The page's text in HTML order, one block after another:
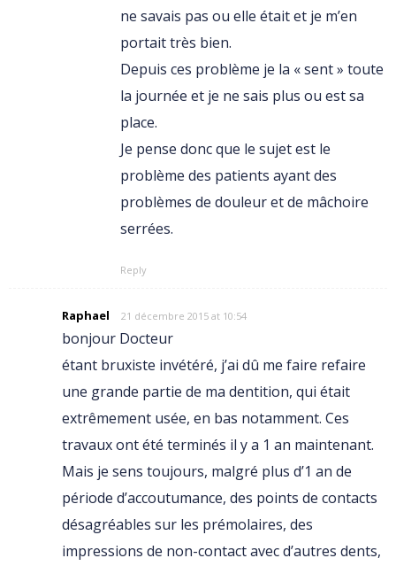
ne savais pas ou elle était et je m’en
portait très bien.
Depuis ces problème je la « sent » toute
la journée et je ne sais plus ou est sa
place.
Je pense donc que le sujet est le
problème des patients ayant des
problèmes de douleur et de mâchoire
serrées.
Reply
Raphael 21 décembre 2015 at 10:54
bonjour Docteur
étant bruxiste invétéré, j’ai dû me faire refaire
une grande partie de ma dentition, qui était
extrêmement usée, en bas notamment. Ces
travaux ont été terminés il y a 1 an maintenant.
Mais je sens toujours, malgré plus d’1 an de
période d’accoutumance, des points de contacts
désagréables sur les prémolaires, des
impressions de non-contact avec d’autres dents,